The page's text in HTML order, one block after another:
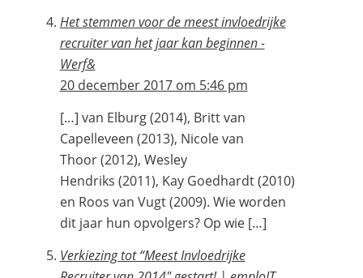
Het stemmen voor de meest invloedrijke
recruiter van het jaar kan beginnen -
Werf&
20 december 2017 om 5:46 pm
[…] van Elburg (2014), Britt van
Capelleveen (2013), Nicole van
Thoor (2012), Wesley
Hendriks (2011), Kay Goedhardt (2010)
en Roos van Vugt (2009). Wie worden
dit jaar hun opvolgers? Op wie […]
Verkiezing tot “Meest Invloedrijke